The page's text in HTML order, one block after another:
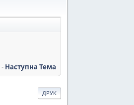
- Наступна Тема
ДРУК